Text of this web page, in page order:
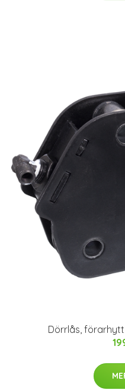
Dörrlås, förarhytt